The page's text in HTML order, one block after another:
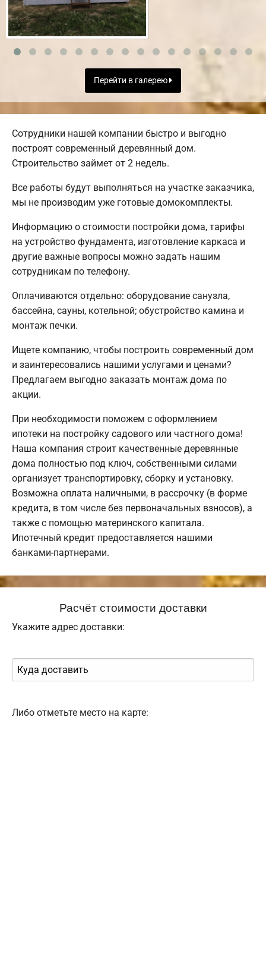
Перейти в галерею
Сотрудники нашей компании быстро и выгодно
построят современный деревянный дом.
Строительство займет от 2 недель.
Все работы будут выполняться на участке заказчика,
мы не производим уже готовые домокомплекты.
Информацию о стоимости постройки дома, тарифы
на устройство фундамента, изготовление каркаса и
другие важные вопросы можно задать нашим
сотрудникам по телефону.
Оплачиваются отдельно: оборудование санузла,
бассейна, сауны, котельной; обустройство камина и
монтаж печки.
Ищете компанию, чтобы построить современный дом
и заинтересовались нашими услугами и ценами?
Предлагаем выгодно заказать монтаж дома по
акции.
При необходимости поможем с оформлением
ипотеки на постройку садового или частного дома!
Наша компания строит качественные деревянные
дома полностью под ключ, собственными силами
организует транспортировку, сборку и установку.
Возможна оплата наличными, в рассрочку (в форме
кредита, в том числе без первоначальных взносов), а
также с помощью материнского капитала.
Ипотечный кредит предоставляется нашими
банками-партнерами.
Расчёт стоимости доставки
Укажите адрес доставки:
Либо отметьте место на карте: